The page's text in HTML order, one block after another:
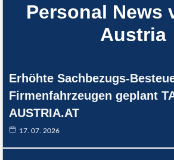
Personal News
Austria
Erhöhte Sachbezugs-
Firmenfahrzeugen geplant
AUSTRIA.AT
17. 07. 2026